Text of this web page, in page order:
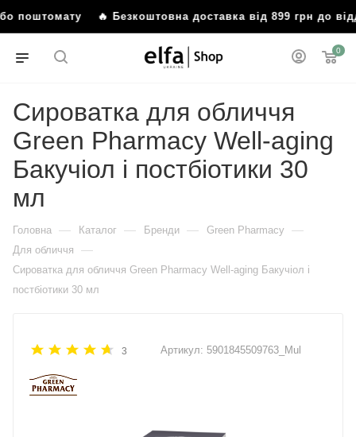
поштомату 🔥 Безкоштовна доставка від 899 грн до
0
Сироватка для обличчя
Green Рharmacy Well-aging
Бакучіол і постбіотики 30
мл
Головна — Каталог — Бренди — Green Pharmacy —
Для обличчя —
Сироватка для обличчя Green Рharmacy Well-aging Бакучіол і
постбіотики 30 мл
3 Артикул: 5901845509763_Mul